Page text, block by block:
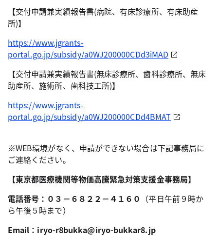
【交付申請兼実績報告書(病院、有床診療所、有床助産
所)】
https://www.jgrants-
portal.go.jp/subsidy/a0WJ200000CDd3iMAD
【交付申請兼実績報告書(無床診療所、歯科診療所、無床
助産所、施術所、歯科技工所)】
https://www.jgrants-
portal.go.jp/subsidy/a0WJ200000CDd4BMAT
※WEB環境がなく、申請ができない場合は下記事務局に
ご連絡ください。
【東京都医療機関等物価高騰緊急対策支援金事務局】
電話番号：０３－６８２２－４１６０ （平日午前９時か
ら午後５時まで）
Email：iryo-r8bukka@iryo-bukkar8.jp